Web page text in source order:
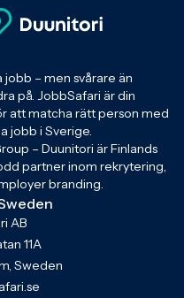
jobb – men svårare än
på. JobbSafari är din
att matcha rätt person med
jobb i Sverige.
– Duunitori är Finlands
partner inom rekrytering,
branding.
AB
11A
Sweden